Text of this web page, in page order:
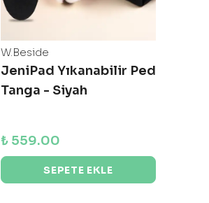
W.Beside
JeniPad Yıkanabilir Ped
Tanga - Siyah
₺ 559.00
SEPETE EKLE